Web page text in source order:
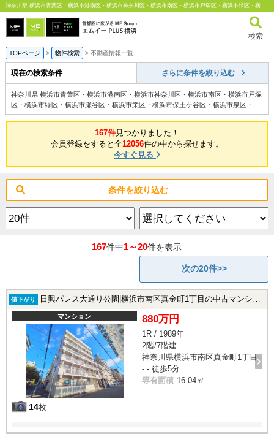
神奈川県 横浜市青葉区・横浜市港南区・横浜市神奈川区・横浜市南区・横浜市戸塚区・横浜市緑区・横浜市瀬谷区・横浜市栄区・横浜市保土ケ谷区・横浜市泉区・横浜市金沢区・横浜市西区・横浜市中区・横浜市都筑区・横浜市鶴見区・横浜市磯子区・横浜市旭区・横浜市港北区 プライスダウン ｜東京・神奈川の不動産のことならエムイーPLUS横浜
検索
TOPページ > 物件検索 > 不動産情報一覧
現在の検索条件 さらに条件を絞り込む
神奈川県 横浜市青葉区・横浜市港南区・横浜市神奈川区・横浜市南区・横浜市戸塚
区・横浜市緑区・横浜市瀬谷区・横浜市栄区・横浜市保土ケ谷区・横浜市泉区・横
浜市金沢区・横浜市西区・横浜市中区・横浜市都筑区・横浜市鶴見区・横浜市磯子
167件見つかりました！
会員登録をすると全12056件の中から探せます。
今すぐ見る
条件を絞り込む
167件中1～20件を表示
次の20件>>
値下がり 日興パレス大通り公園|横浜市南区真金町1丁目の中古マンション
マンション
14枚
880万円
1R / 1989年
2階/7階建
神奈川県横浜市南区真金町1丁目
- - 徒歩5分
専有面積 16.04㎡